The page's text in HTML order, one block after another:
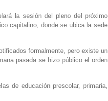
la sesión del pleno del próximo
capitalino, donde se ubica la sede
formalmente, pero existe un
pasada se hizo público el orden
de educación prescolar, primaria,